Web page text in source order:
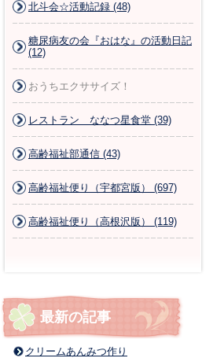
北斗会☆活動記録 (48)
糖尿病友の会『おはな』の活動日記
(12)
おうちエクササイズ！
レストラン ななつ星食堂 (39)
高齢福祉部通信 (43)
高齢福祉便り（宇都宮版） (697)
高齢福祉便り（高根沢版） (119)
最新の記事
クリームあんみつ作り